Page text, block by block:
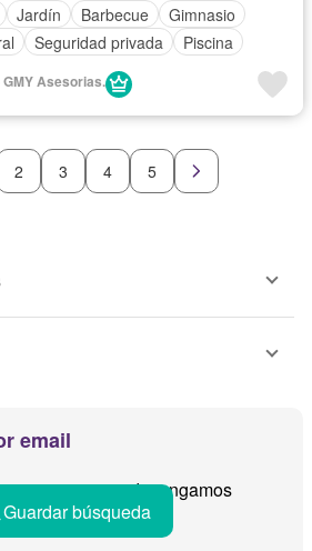
Jardín Barbecue
Gimnasio
Seguridad privada
Piscina
Asesorias.
2 3 4 5
email
avisamos cuando tengamos
Guardar búsqueda